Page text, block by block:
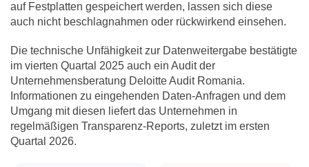
auf Festplatten gespeichert werden, lassen sich diese
auch nicht beschlagnahmen oder rückwirkend einsehen.
Die technische Unfähigkeit zur Datenweitergabe bestätigte
im vierten Quartal 2025 auch ein Audit der
Unternehmensberatung Deloitte Audit Romania.
Informationen zu eingehenden Daten-Anfragen und dem
Umgang mit diesen liefert das Unternehmen in
regelmäßigen Transparenz-Reports, zuletzt im ersten
Quartal 2026.